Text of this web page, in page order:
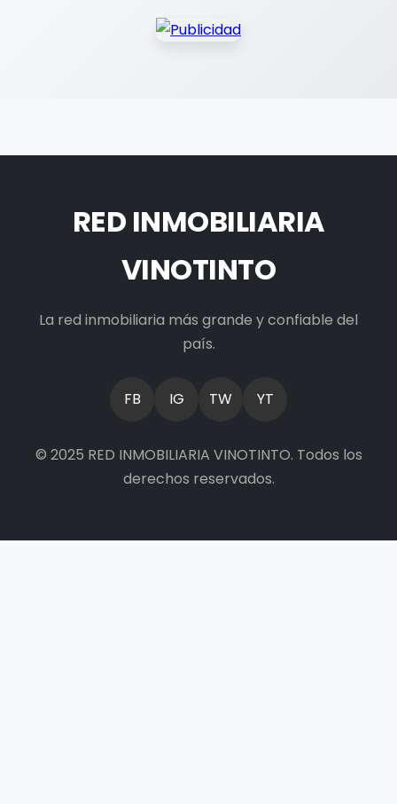
RED INMOBILIARIA
VINOTINTO
La red inmobiliaria más grande y confiable del
país.
FB IG TW YT
© 2025 RED INMOBILIARIA VINOTINTO. Todos los
derechos reservados.